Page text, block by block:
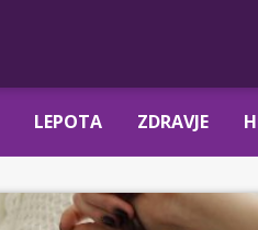
LEPOTA ZDRAVJE